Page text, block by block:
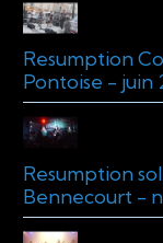
Resumption
Pontoise - juin
Resumption
Bennecourt -